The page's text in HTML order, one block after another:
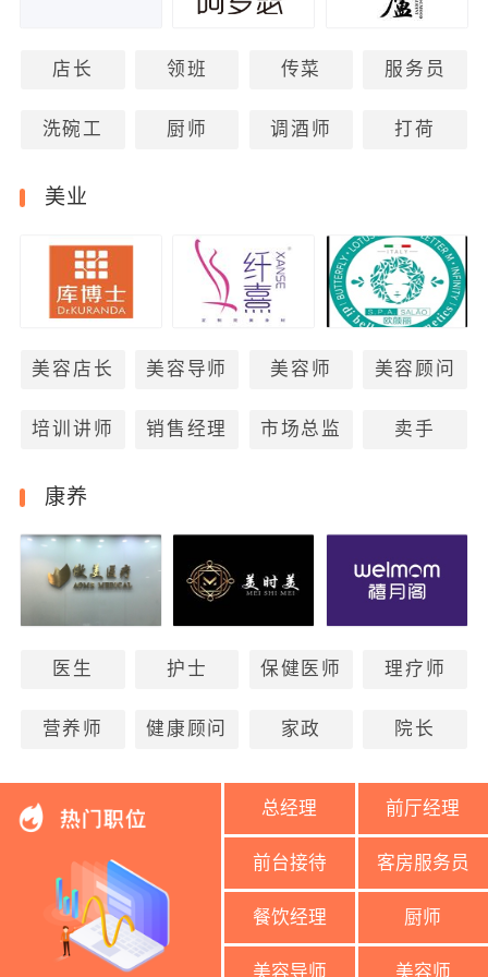
店长 领班 传菜 服务员
洗碗工 厨师 调酒师 打荷
美业
美容店长 美容导师 美容师 美容顾问
培训讲师 销售经理 市场总监 卖手
康养
医生 护士 保健医师 理疗师
营养师 健康顾问 家政 院长
总经理 前厅经理
前台接待 客房服务员
餐饮经理 厨师
美容导师 美容师